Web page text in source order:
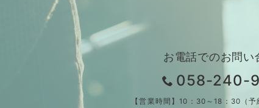
お電話でのお問い
058-240-
【営業時間】10：30～18：30（予